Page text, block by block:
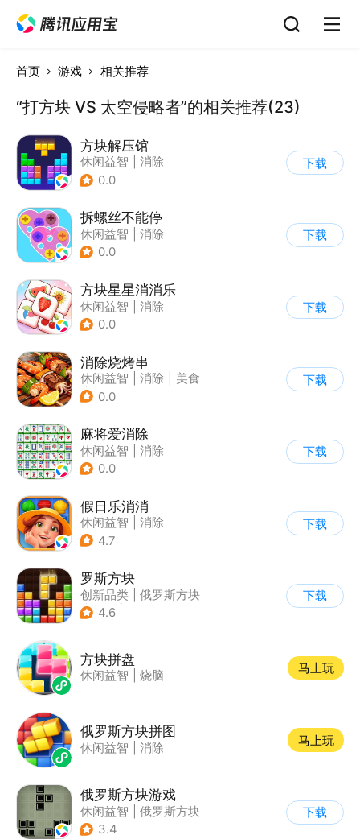
首页 游戏 相关推荐
“打方块 VS 太空侵略者”的相关推荐(23)
方块解压馆
休闲益智
消除
0.0
下载
拆螺丝不能停
休闲益智
消除
0.0
下载
方块星星消消乐
休闲益智
消除
0.0
下载
消除烧烤串
休闲益智 消除
美食
| 清新
0.0
下载
麻将爱消除
休闲益智
消除
0.0
下载
假日乐消消
休闲益智
消除
| 乐元素
4.7
下载
罗斯方块
创新品类
俄罗斯方块
| 脑洞
4.6
下载
方块拼盘
休闲益智 烧脑
马上玩
俄罗斯方块拼图
休闲益智 消除
马上玩
俄罗斯方块游戏
休闲益智
俄罗斯方块
| 童年
3.4
下载